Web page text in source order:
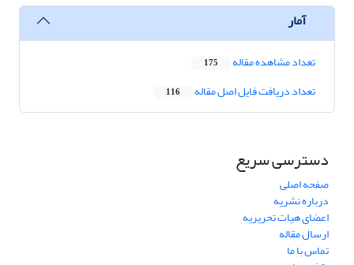
آمار
تعداد مشاهده مقاله 175
تعداد دریافت فایل اصل مقاله 116
دسترسی سریع
صفحه اصلی
درباره نشریه
اعضای هیات تحریریه
ارسال مقاله
تماس با ما